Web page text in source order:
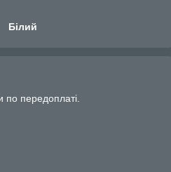
Білий
по передоплаті.